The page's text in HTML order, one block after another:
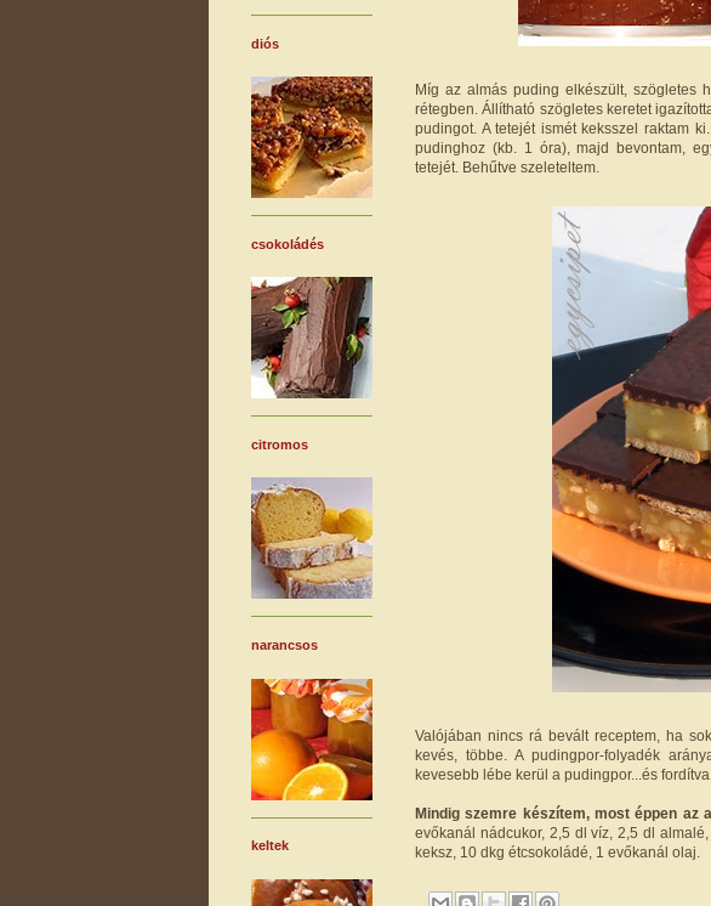
Míg az almás puding elkészült, szögletes
rétegben. Állítható szögletes keretet
pudingot. A tetejét ismét keksszel raktam
pudinghoz (kb. 1 óra), majd bevontam,
tetejét. Behűtve szeleteltem.
Valójában nincs rá bevált receptem, ha
kevés, többe. A pudingpor-folyadék
kevesebb lébe kerül a pudingpor...és fordítva.
Mindig szemre készítem, most éppen az
evőkanál nádcukor, 2,5 dl víz, 2,5 dl
keksz, 10 dkg étcsokoládé, 1 evőkanál olaj.
diós
csokoládés
citromos
narancsos
keltek